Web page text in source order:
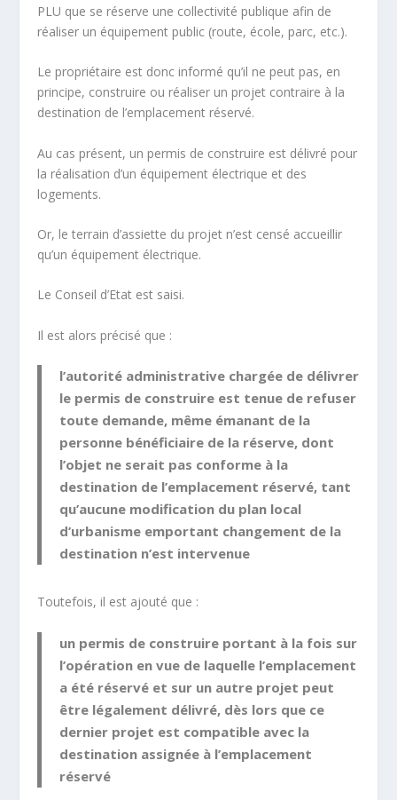
PLU que se réserve une collectivité publique afin de
réaliser un équipement public (route, école, parc, etc.).
Le propriétaire est donc informé qu’il ne peut pas, en
principe, construire ou réaliser un projet contraire à la
destination de l’emplacement réservé.
Au cas présent, un permis de construire est délivré pour
la réalisation d’un équipement électrique et des
logements.
Or, le terrain d’assiette du projet n’est censé accueillir
qu’un équipement électrique.
Le Conseil d’Etat est saisi.
Il est alors précisé que :
l’autorité administrative chargée de délivrer
le permis de construire est tenue de refuser
toute demande, même émanant de la
personne bénéficiaire de la réserve, dont
l’objet ne serait pas conforme à la
destination de l’emplacement réservé, tant
qu’aucune modification du plan local
d’urbanisme emportant changement de la
destination n’est intervenue
Toutefois, il est ajouté que :
un permis de construire portant à la fois sur
l’opération en vue de laquelle l’emplacement
a été réservé et sur un autre projet peut
être légalement délivré, dès lors que ce
dernier projet est compatible avec la
destination assignée à l’emplacement
réservé